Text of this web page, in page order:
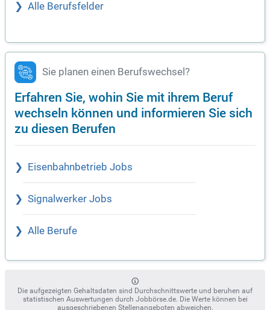
Alle Berufsfelder
Sie planen einen Berufswechsel?
Erfahren Sie, wohin Sie mit ihrem Beruf
wechseln können und informieren Sie sich
zu diesen Berufen
Eisenbahnbetrieb Jobs
Signalwerker Jobs
Alle Berufe
Die aufgezeigten Gehaltsdaten sind Durchschnittswerte und beruhen auf
statistischen Auswertungen durch Jobbörse.de. Die Werte können bei
ausgeschriebenen Stellenangeboten abweichen.